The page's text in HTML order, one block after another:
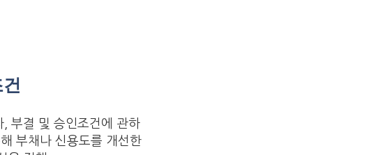
부결 및 승인조건에 관하
부채나 신용도를 개선한